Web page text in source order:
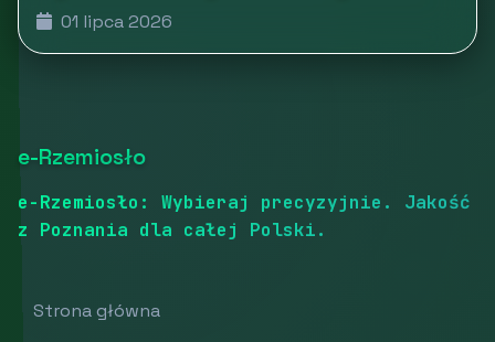
01 lipca 2026
e-Rzemiosło
e-Rzemiosło: Wybieraj precyzyjnie. Jakość
z Poznania dla całej Polski.
Strona główna